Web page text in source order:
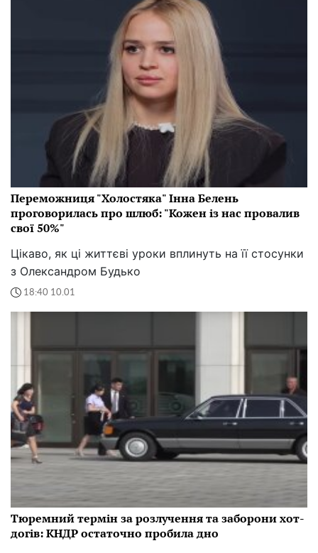
Переможниця "Холостяка" Інна Белень
проговорилась про шлюб: "Кожен із нас провалив
свої 50%"
Цікаво, як ці життєві уроки вплинуть на її стосунки
з Олександром Будько
18:40 10.01
Тюремний термін за розлучення та заборони хот-
догів: КНДР остаточно пробила дно